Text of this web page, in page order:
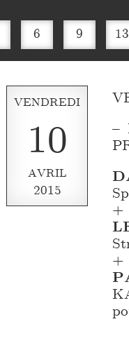
6 9 13
VENDREDI
10
AVRIL
2015
–
+
+